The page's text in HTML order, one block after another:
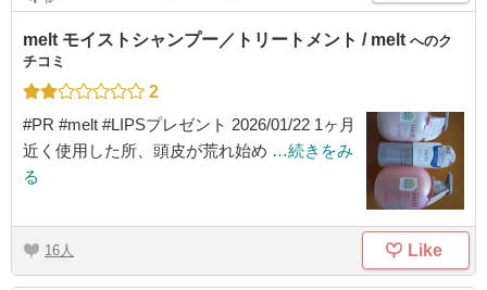
melt モイストシャンプー／トリートメント / melt へのク
チコミ
2
#PR #melt #LIPSプレゼント 2026/01/22 1ヶ月
近く使用した所、頭皮が荒れ始め …続きをみ
る
16 Like